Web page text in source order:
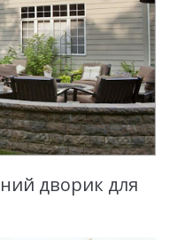
дворик для